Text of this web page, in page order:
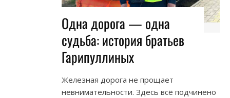
Одна дорога — одна
судьба: история братьев
Гарипуллиных
Железная дорога не прощает
невнимательности. Здесь всё подчинено